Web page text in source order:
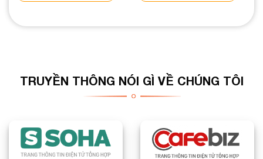
TRUYỀN THÔNG NÓI GÌ VỀ CHÚNG TÔI